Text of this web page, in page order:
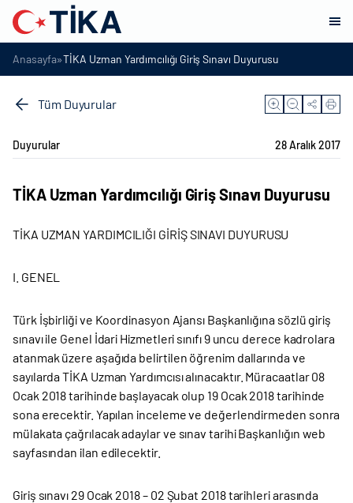
Anasayfa»TİKA Uzman Yardımcılığı Giriş Sınavı Duyurusu
Tüm Duyurular
Duyurular 28 Aralık 2017
TİKA Uzman Yardımcılığı Giriş Sınavı Duyurusu
TİKA UZMAN YARDIMCILIĞI GİRİŞ SINAVI DUYURUSU
I. GENEL
Türk İşbirliği ve Koordinasyon Ajansı Başkanlığına sözlü giriş
sınavı ile Genel İdari Hizmetleri sınıfı 9 uncu derece kadrolara
atanmak üzere aşağıda belirtilen öğrenim dallarında ve
sayılarda TİKA Uzman Yardımcısı alınacaktır. Müracaatlar 08
Ocak 2018 tarihinde başlayacak olup 19 Ocak 2018 tarihinde
sona erecektir. Yapılan inceleme ve değerlendirmeden sonra
mülakata çağrılacak adaylar ve sınav tarihi Başkanlığın web
sayfasından ilan edilecektir.
Giriş sınavı 29 Ocak 2018 – 02 Şubat 2018 tarihleri arasında